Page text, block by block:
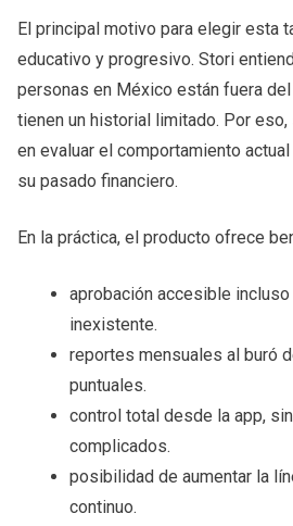
El principal motivo para elegir esta
educativo y progresivo. Stori
personas en México están fuera
tienen un historial limitado. Por
en evaluar el comportamiento
su pasado financiero.
En la práctica, el producto ofrece
aprobación accesible
inexistente.
reportes mensuales al buró
puntuales.
control total desde la app,
complicados.
posibilidad de aumentar la
continuo.